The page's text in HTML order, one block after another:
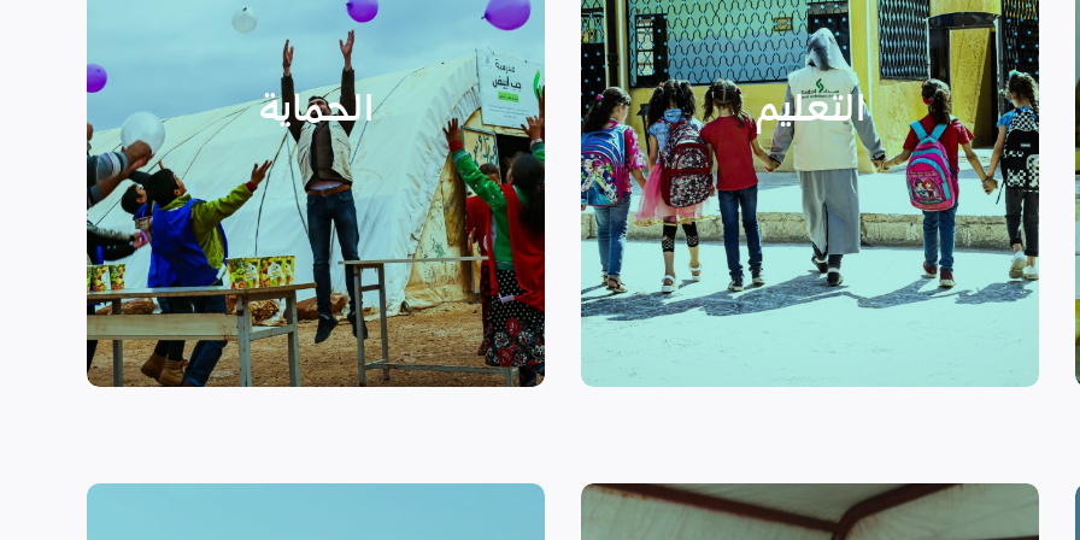
التعليم
التعليم
نهدف إلى توفير مناهج التعليم غير
الرسمي وبرامج التوعية التي
تستهدف الناشئين والأطفال مما
يساهم في تعزيز السلام و دعم
الأطفال المنقطعين عن العملية
التعليمية أو المتأخرين عن المراحل
الدراسية بسبب الصراع القائم.
الحماية
الأسر المهمشة والتي ترأسها إناث
عبر تعزيز المساعدة الإنسانية التي
تراعي الأمور الخاصة بالنوع
الاجتماعي “الجنساني” مع التركيز
على أهمية حماية الطفل وإنشاء
مراكز لبناء القدرات والتوعية
الصحية والنفسية.
اقرأ المزيد